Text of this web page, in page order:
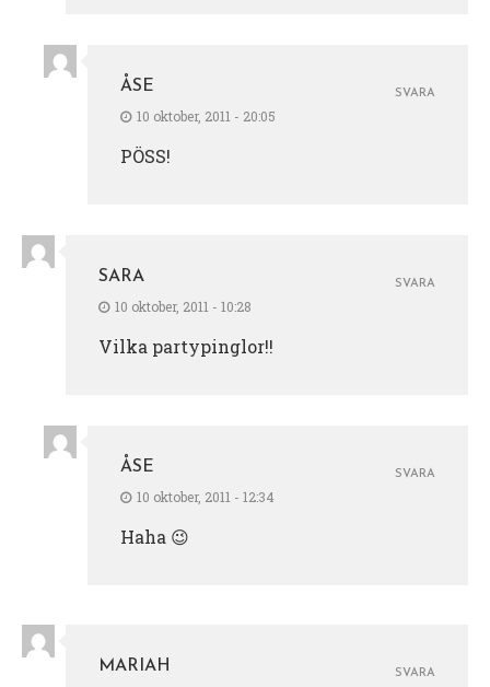
ÅSE
10 oktober, 2011 - 20:05
PÖSS!
SVARA
SARA
10 oktober, 2011 - 10:28
Vilka partypinglor!!
SVARA
ÅSE
10 oktober, 2011 - 12:34
Haha 😉
SVARA
MARIAH
SVARA